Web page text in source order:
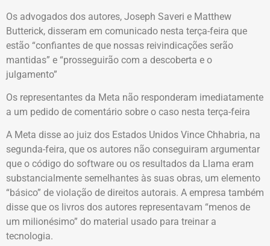
Os advogados dos autores, Joseph Saveri e Matthew
Butterick, disseram em comunicado nesta terça-feira que
estão “confiantes de que nossas reivindicações serão
mantidas” e “prosseguirão com a descoberta e o
julgamento”
Os representantes da Meta não responderam imediatamente
a um pedido de comentário sobre o caso nesta terça-feira
A Meta disse ao juiz dos Estados Unidos Vince Chhabria, na
segunda-feira, que os autores não conseguiram argumentar
que o código do software ou os resultados da Llama eram
substancialmente semelhantes às suas obras, um elemento
“básico” de violação de direitos autorais. A empresa também
disse que os livros dos autores representavam “menos de
um milionésimo” do material usado para treinar a
tecnologia.